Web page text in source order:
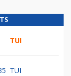
TUI
TUI